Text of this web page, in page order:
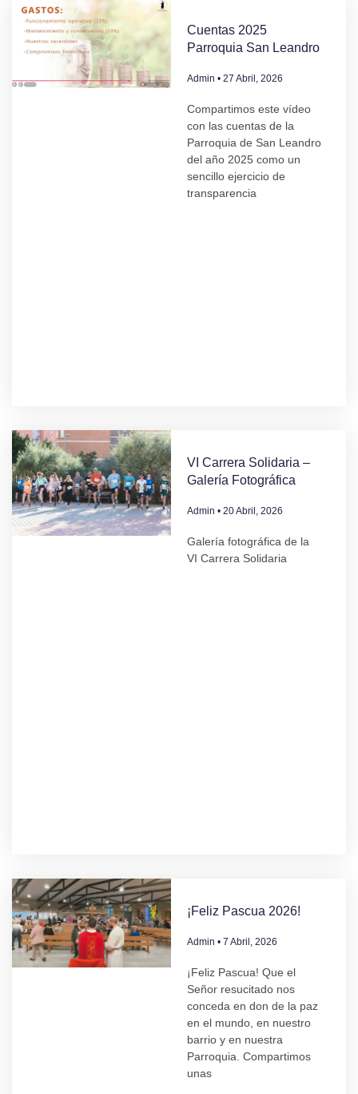
Cuentas 2025
Parroquia San Leandro
Admin 27 Abril, 2026
Compartimos este vídeo
con las cuentas de la
Parroquia de San Leandro
del año 2025 como un
sencillo ejercicio de
transparencia
VI Carrera Solidaria –
Galería Fotográfica
Admin 20 Abril, 2026
Galería fotográfica de la
VI Carrera Solidaria
¡Feliz Pascua 2026!
Admin 7 Abril, 2026
¡Feliz Pascua! Que el
Señor resucitado nos
conceda en don de la paz
en el mundo, en nuestro
barrio y en nuestra
Parroquia. Compartimos
unas